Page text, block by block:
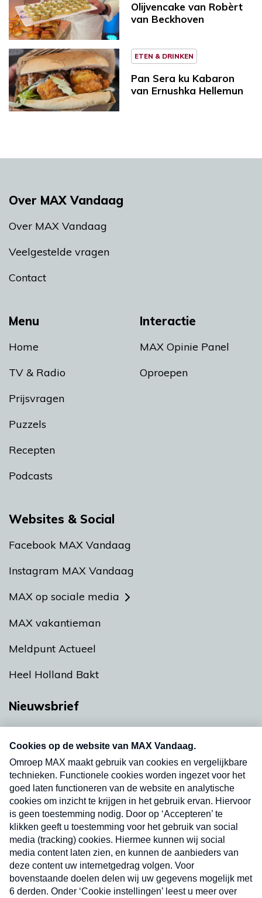
Olijvencake van Robèrt
van Beckhoven
ETEN & DRINKEN
Pan Sera ku Kabaron
van Ernushka Hellemun
Menu
Home
TV & Radio
Prijsvragen
Puzzels
Recepten
Podcasts
Interactie
MAX Opinie Panel
Oproepen
Over MAX Vandaag
Over MAX Vandaag
Veelgestelde vragen
Contact
Websites & Social
Facebook MAX Vandaag
Instagram MAX Vandaag
MAX op sociale media
MAX vakantieman
Meldpunt Actueel
Heel Holland Bakt
Nieuwsbrief
nieuwsbrief. Elke vrijdag- en dinsdagochtend in
uw mailbox.
Verzend